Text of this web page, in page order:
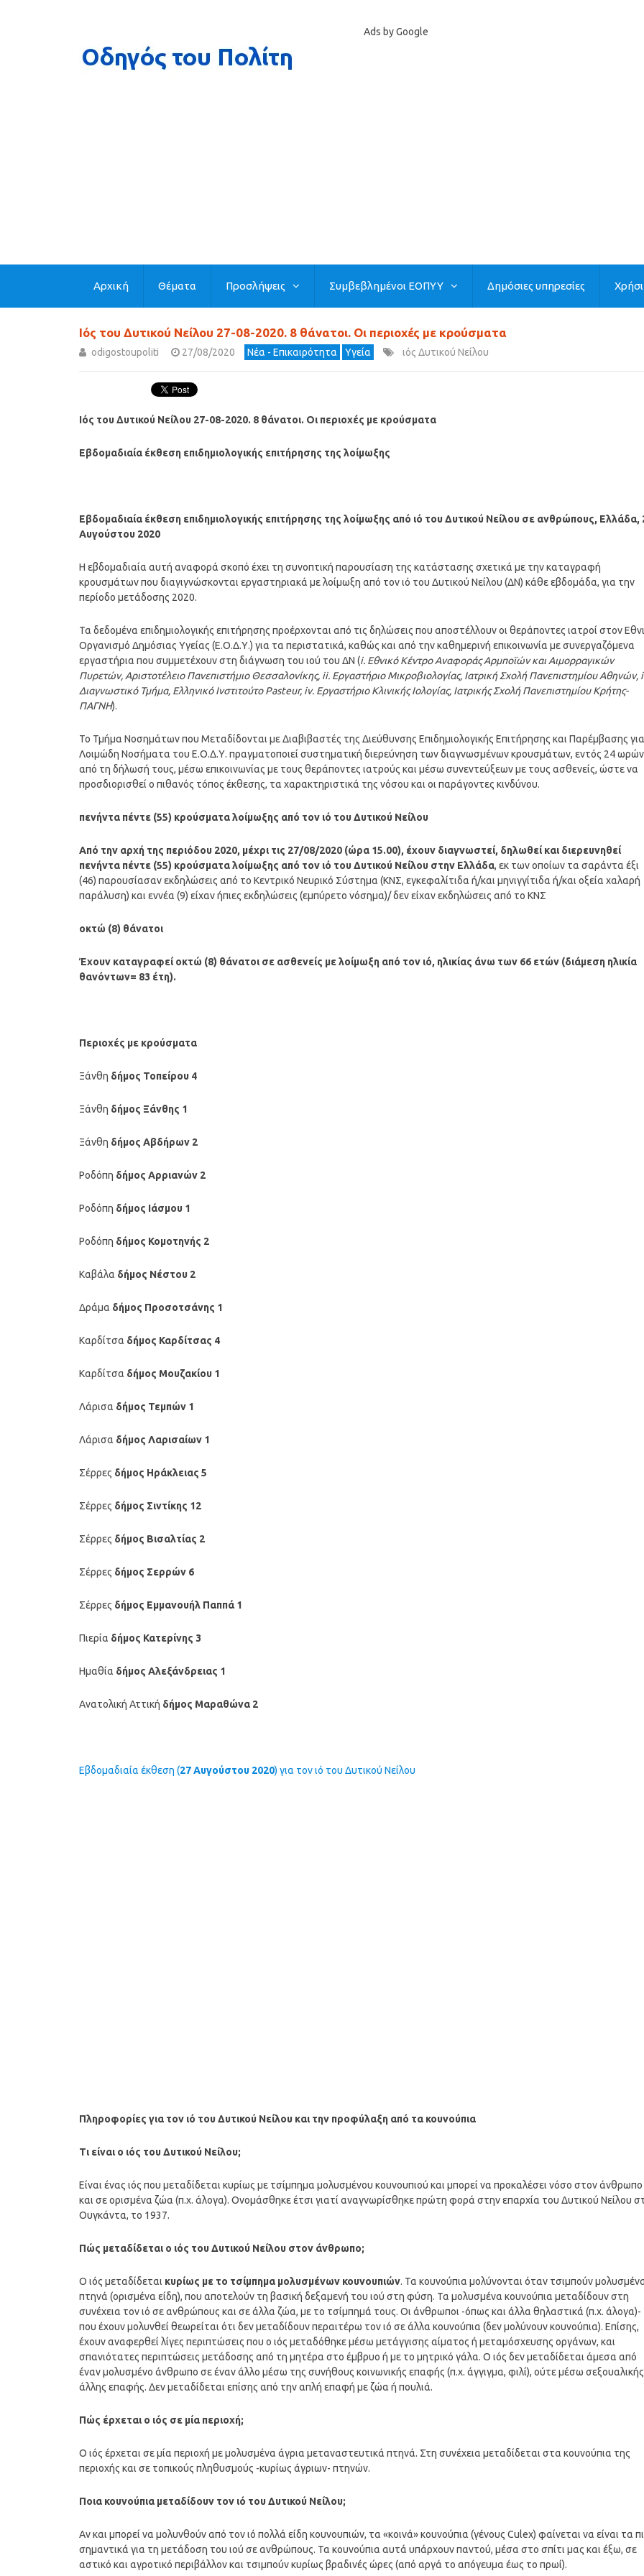
Ads by Google
Αρχική Θέματα Προσλήψεις Συμβεβλημένοι ΕΟΠΥΥ Δημόσιες υπηρεσίες
Ιός του Δυτικού Νείλου 27-08-2020. 8 θάνατοι. Οι περιοχές με κρούσματα
odigostoupoliti 27/08/2020 Νέα - Επικαιρότητα Υγεία ιός Δυτικού Νείλου
Ιός του Δυτικού Νείλου 27-08-2020. 8 θάνατοι. Οι περιοχές με κρούσματα
Εβδομαδιαία έκθεση επιδημιολογικής επιτήρησης της λοίμωξης
Εβδομαδιαία έκθεση επιδημιολογικής επιτήρησης της λοίμωξης από ιό του Δυτικού Νείλου σε ανθρώπους, Ελλάδα,
Αυγούστου 2020
Η εβδομαδιαία αυτή αναφορά σκοπό έχει τη συνοπτική παρουσίαση της κατάστασης σχετικά με την καταγραφή
κρουσμάτων που διαγιγνώσκονται εργαστηριακά με λοίμωξη από τον ιό του Δυτικού Νείλου (ΔΝ) κάθε εβδομάδα, για την
περίοδο μετάδοσης 2020.
Τα δεδομένα επιδημιολογικής επιτήρησης προέρχονται από τις δηλώσεις που αποστέλλουν οι θεράποντες ιατροί στον
Οργανισμό Δημόσιας Υγείας (Ε.Ο.Δ.Υ.) για τα περιστατικά, καθώς και από την καθημερινή επικοινωνία με συνεργαζόμενα
εργαστήρια που συμμετέχουν στη διάγνωση του ιού του ΔΝ (i. Εθνικό Κέντρο Αναφοράς Αρμποϊών και Αιμορραγικών
Πυρετών, Αριστοτέλειο Πανεπιστήμιο Θεσσαλονίκης, ii. Εργαστήριο Μικροβιολογίας, Ιατρική Σχολή Πανεπιστημίου Αθηνών,
Διαγνωστικό Τμήμα, Ελληνικό Ινστιτούτο Pasteur, iv. Εργαστήριο Κλινικής Ιολογίας, Ιατρικής Σχολή Πανεπιστημίου Κρήτης-
ΠΑΓΝΗ).
Το Τμήμα Νοσημάτων που Μεταδίδονται με Διαβιβαστές της Διεύθυνσης Επιδημιολογικής Επιτήρησης και Παρέμβασης για
Λοιμώδη Νοσήματα του Ε.Ο.Δ.Υ. πραγματοποιεί συστηματική διερεύνηση των διαγνωσμένων κρουσμάτων, εντός 24 ωρών
από τη δήλωσή τους, μέσω επικοινωνίας με τους θεράποντες ιατρούς και μέσω συνεντεύξεων με τους ασθενείς, ώστε να
προσδιορισθεί ο πιθανός τόπος έκθεσης, τα χαρακτηριστικά της νόσου και οι παράγοντες κινδύνου.
πενήντα πέντε (55) κρούσματα λοίμωξης από τον ιό του Δυτικού Νείλου
Από την αρχή της περιόδου 2020, μέχρι τις 27/08/2020 (ώρα 15.00), έχουν διαγνωστεί, δηλωθεί και διερευνηθεί
πενήντα πέντε (55) κρούσματα λοίμωξης από τον ιό του Δυτικού Νείλου στην Ελλάδα, εκ των οποίων τα σαράντα έξι
(46) παρουσίασαν εκδηλώσεις από το Κεντρικό Νευρικό Σύστημα (ΚΝΣ, εγκεφαλίτιδα ή/και μηνιγγίτιδα ή/και οξεία χαλαρή
παράλυση) και εννέα (9) είχαν ήπιες εκδηλώσεις (εμπύρετο νόσημα)/ δεν είχαν εκδηλώσεις από το ΚΝΣ
οκτώ (8) θάνατοι
Έχουν καταγραφεί οκτώ (8) θάνατοι σε ασθενείς με λοίμωξη από τον ιό, ηλικίας άνω των 66 ετών (διάμεση ηλικία
θανόντων= 83 έτη).
Περιοχές με κρούσματα
Ξάνθη δήμος Τοπείρου 4
Ξάνθη δήμος Ξάνθης 1
Ξάνθη δήμος Αβδήρων 2
Ροδόπη δήμος Αρριανών 2
Ροδόπη δήμος Ιάσμου 1
Ροδόπη δήμος Κομοτηνής 2
Καβάλα δήμος Νέστου 2
Δράμα δήμος Προσοτσάνης 1
Καρδίτσα δήμος Καρδίτσας 4
Καρδίτσα δήμος Μουζακίου 1
Λάρισα δήμος Τεμπών 1
Λάρισα δήμος Λαρισαίων 1
Σέρρες δήμος Ηράκλειας 5
Σέρρες δήμος Σιντίκης 12
Σέρρες δήμος Βισαλτίας 2
Σέρρες δήμος Σερρών 6
Σέρρες δήμος Εμμανουήλ Παππά 1
Πιερία δήμος Κατερίνης 3
Ημαθία δήμος Αλεξάνδρειας 1
Ανατολική Αττική δήμος Μαραθώνα 2
Εβδομαδιαία έκθεση (27 Αυγούστου 2020) για τον ιό του Δυτικού Νείλου
Πληροφορίες για τον ιό του Δυτικού Νείλου και την προφύλαξη από τα κουνούπια
Τι είναι ο ιός του Δυτικού Νείλου;
Είναι ένας ιός που μεταδίδεται κυρίως με τσίμπημα μολυσμένου κουνουπιού και μπορεί να προκαλέσει νόσο στον άνθρωπο
και σε ορισμένα ζώα (π.χ. άλογα). Ονομάσθηκε έτσι γιατί αναγνωρίσθηκε πρώτη φορά στην επαρχία του Δυτικού Νείλου
Ουγκάντα, το 1937.
Πώς μεταδίδεται ο ιός του Δυτικού Νείλου στον άνθρωπο;
Ο ιός μεταδίδεται κυρίως με το τσίμπημα μολυσμένων κουνουπιών. Τα κουνούπια μολύνονται όταν τσιμπούν
πτηνά (ορισμένα είδη), που αποτελούν τη βασική δεξαμενή του ιού στη φύση. Τα μολυσμένα κουνούπια μεταδίδουν στη
συνέχεια τον ιό σε ανθρώπους και σε άλλα ζώα, με το τσίμπημά τους. Οι άνθρωποι -όπως και άλλα θηλαστικά (π.χ. άλογα)-
που έχουν μολυνθεί θεωρείται ότι δεν μεταδίδουν περαιτέρω τον ιό σε άλλα κουνούπια (δεν μολύνουν κουνούπια). Επίσης,
έχουν αναφερθεί λίγες περιπτώσεις που ο ιός μεταδόθηκε μέσω μετάγγισης αίματος ή μεταμόσχευσης οργάνων, και
σπανιότατες περιπτώσεις μετάδοσης από τη μητέρα στο έμβρυο ή με το μητρικό γάλα. Ο ιός δεν μεταδίδεται άμεσα από
έναν μολυσμένο άνθρωπο σε έναν άλλο μέσω της συνήθους κοινωνικής επαφής (π.χ. άγγιγμα, φιλί), ούτε μέσω
άλλης επαφής. Δεν μεταδίδεται επίσης από την απλή επαφή με ζώα ή πουλιά.
Πώς έρχεται ο ιός σε μία περιοχή;
Ο ιός έρχεται σε μία περιοχή με μολυσμένα άγρια μεταναστευτικά πτηνά. Στη συνέχεια μεταδίδεται στα κουνούπια της
περιοχής και σε τοπικούς πληθυσμούς -κυρίως άγριων- πτηνών.
Ποια κουνούπια μεταδίδουν τον ιό του Δυτικού Νείλου;
Αν και μπορεί να μολυνθούν από τον ιό πολλά είδη κουνουπιών, τα «κοινά» κουνούπια (γένους Culex) φαίνεται να είναι τα
σημαντικά για τη μετάδοση του ιού σε ανθρώπους. Τα κουνούπια αυτά υπάρχουν παντού, μέσα στο σπίτι μας και έξω, σε
αστικό και αγροτικό περιβάλλον και τσιμπούν κυρίως βραδινές ώρες (από αργά το απόγευμα έως το πρωί).